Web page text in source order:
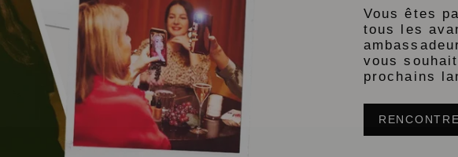
Vous êtes
tous les
vous
prochains